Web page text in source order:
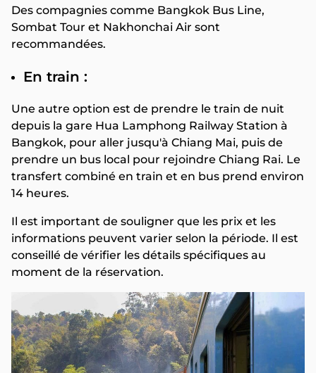
Des compagnies comme Bangkok Bus Line,
Sombat Tour et Nakhonchai Air sont
recommandées.
En train :
Une autre option est de prendre le train de nuit
depuis la gare Hua Lamphong Railway Station à
Bangkok, pour aller jusqu'à Chiang Mai, puis de
prendre un bus local pour rejoindre Chiang Rai. Le
transfert combiné en train et en bus prend environ
14 heures.
Il est important de souligner que les prix et les
informations peuvent varier selon la période. Il est
conseillé de vérifier les détails spécifiques au
moment de la réservation.